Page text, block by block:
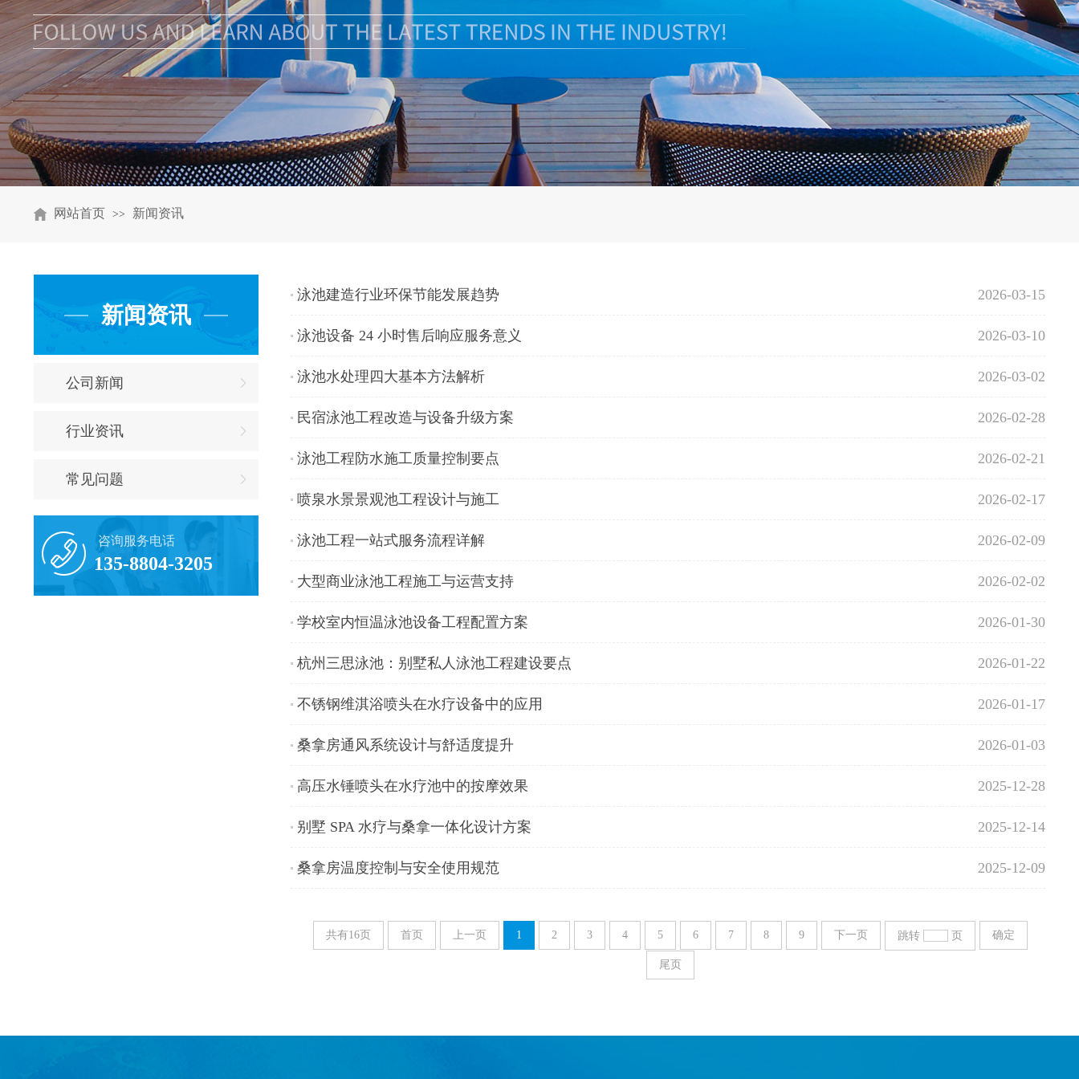
网站首页 >> 新闻资讯
新闻资讯
公司新闻
行业资讯
常见问题
咨询服务电话
135-8804-3205
泳池建造行业环保节能发展趋势 2026-03-15
泳池设备 24 小时售后响应服务意义 2026-03-10
泳池水处理四大基本方法解析 2026-03-02
民宿泳池工程改造与设备升级方案 2026-02-28
泳池工程防水施工质量控制要点 2026-02-21
喷泉水景景观池工程设计与施工 2026-02-17
泳池工程一站式服务流程详解 2026-02-09
大型商业泳池工程施工与运营支持 2026-02-02
学校室内恒温泳池设备工程配置方案 2026-01-30
杭州三思泳池：别墅私人泳池工程建设要点 2026-01-22
不锈钢维淇浴喷头在水疗设备中的应用 2026-01-17
桑拿房通风系统设计与舒适度提升 2026-01-03
高压水锤喷头在水疗池中的按摩效果 2025-12-28
别墅 SPA 水疗与桑拿一体化设计方案 2025-12-14
桑拿房温度控制与安全使用规范 2025-12-09
共有16页 首页 上一页 1 2 3 4 5 6 7 8 9 下一页 跳转 页 确定
尾页